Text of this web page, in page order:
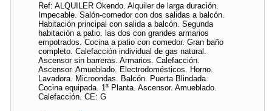
Ref: ALQUILER Okendo. Alquiler de larga duración.
Impecable. Salón-comedor con dos salidas a balcón.
Habitación principal con salida a balcón. Segunda
habitación a patio. las dos con grandes armarios
empotrados. Cocina a patio con comedor. Gran baño
completo. Calefacción individual de gas natural.
Ascensor sin barreras. Armarios. Calefacción.
Ascensor. Amueblado. Electrodomésticos. Horno.
Lavadora. Microondas. Balcón. Puerta Blindada.
Cocina equipada. 1ª Planta. Ascensor. Amueblado.
Calefacción. CE: G